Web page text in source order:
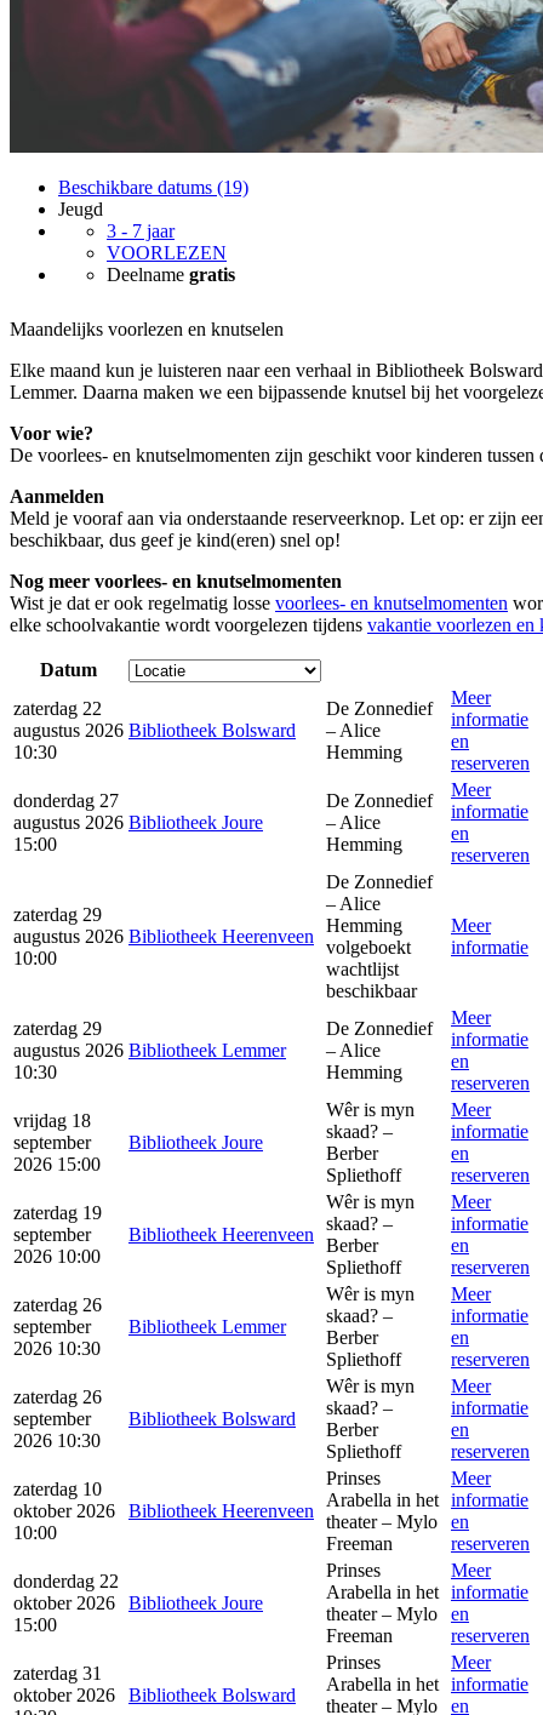
Beschikbare datums (19)
Jeugd
3 - 7 jaar
VOORLEZEN
Deelname gratis
Maandelijks voorlezen en knutselen
Elke maand kun je luisteren naar een verhaal in Bibliotheek
Lemmer. Daarna maken we een bijpassende knutsel bij het
Voor wie?
De voorlees- en knutselmomenten zijn geschikt voor kinderen tussen
Aanmelden
Meld je vooraf aan via onderstaande reserveerknop. Let op: er zijn
beschikbaar, dus geef je kind(eren) snel op!
Nog meer voorlees- en knutselmomenten
Wist je dat er ook regelmatig losse voorlees- en knutselmomenten
elke schoolvakantie wordt voorgelezen tijdens vakantie voorlezen en
Datum
zaterdag 22
augustus 2026
10:30
Bibliotheek Bolsward
De Zonnedief
– Alice
Hemming
Meer
informatie
en
reserveren
donderdag 27
augustus 2026
15:00
Bibliotheek Joure
De Zonnedief
– Alice
Hemming
Meer
informatie
en
reserveren
zaterdag 29
augustus 2026
10:00
Bibliotheek Heerenveen
De Zonnedief
– Alice
Hemming
volgeboekt
wachtlijst
beschikbaar
Meer
informatie
zaterdag 29
augustus 2026
10:30
Bibliotheek Lemmer
De Zonnedief
– Alice
Hemming
Meer
informatie
en
reserveren
vrijdag 18
september
2026 15:00
Bibliotheek Joure
Wêr is myn
skaad? –
Berber
Spliethoff
Meer
informatie
en
reserveren
zaterdag 19
september
2026 10:00
Bibliotheek Heerenveen
Wêr is myn
skaad? –
Berber
Spliethoff
Meer
informatie
en
reserveren
zaterdag 26
september
2026 10:30
Bibliotheek Lemmer
Wêr is myn
skaad? –
Berber
Spliethoff
Meer
informatie
en
reserveren
zaterdag 26
september
2026 10:30
Bibliotheek Bolsward
Wêr is myn
skaad? –
Berber
Spliethoff
Meer
informatie
en
reserveren
zaterdag 10
oktober 2026
10:00
Bibliotheek Heerenveen
Prinses
Arabella in het
theater – Mylo
Freeman
Meer
informatie
en
reserveren
donderdag 22
oktober 2026
15:00
Bibliotheek Joure
Prinses
Arabella in het
theater – Mylo
Freeman
Meer
informatie
en
reserveren
zaterdag 31
oktober 2026
Bibliotheek Bolsward
Prinses
Arabella in het
theater – Mylo
Meer
informatie
en